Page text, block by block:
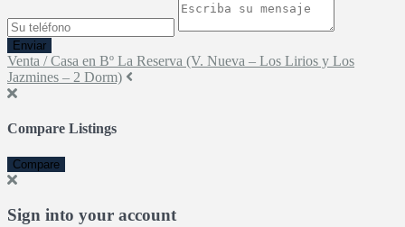
Enviar
Venta / Casa en Bº La Reserva (V. Nueva – Los Lirios y Los
Jazmines – 2 Dorm)
Compare Listings
Compare
Sign into your account